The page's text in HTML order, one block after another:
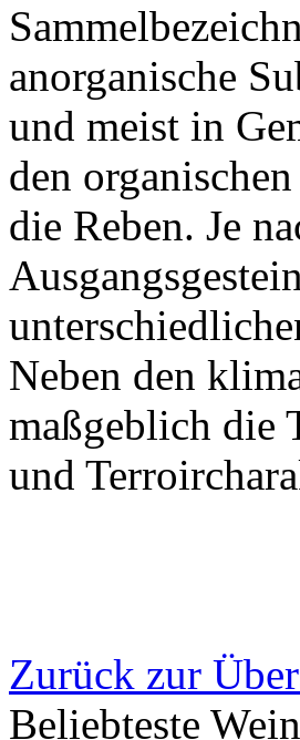
anorganische
und meist in
den
die Reben. Je
Neben den
maßgeblich die
und
Zurück zur
Beliebteste